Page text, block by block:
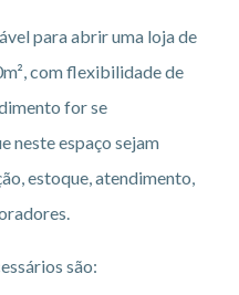
para abrir uma loja de
com flexibilidade de
for se
neste espaço sejam
estoque, atendimento,
são: